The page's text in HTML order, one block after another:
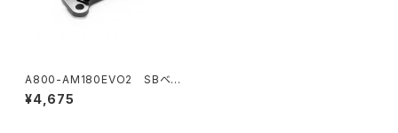
A800-AM180EVO2 SBベル
クランクEVO2
¥4,675